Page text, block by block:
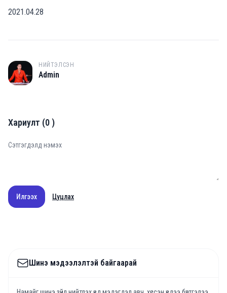
2021.04.28
A
НИЙТЭЛСЭН
Admin
Хариулт (0)
Илгээх Цуцлах
Шинэ мэдээлэлтэй байгаарай